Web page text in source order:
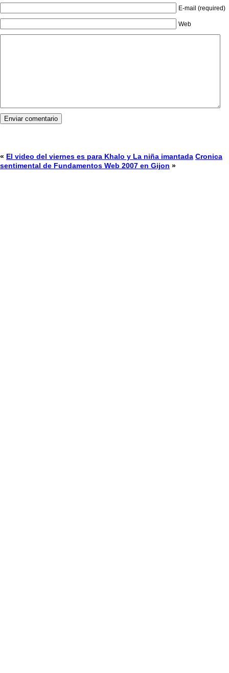
E-mail (required)
Web
« El video del viernes es para Khalo y La niña imantada Cronica
sentimental de Fundamentos Web 2007 en Gijon »